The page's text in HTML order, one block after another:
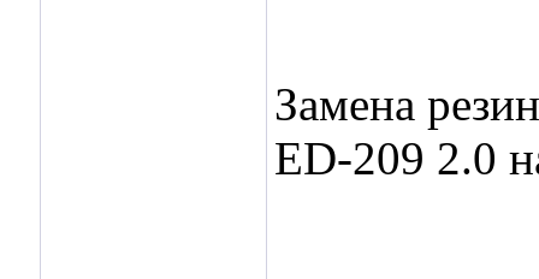
Замена
ED-209 2.0